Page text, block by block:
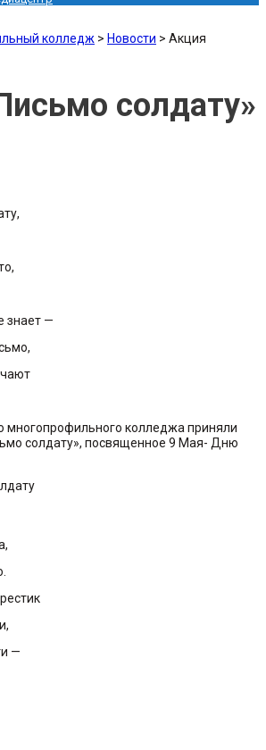
колледж > Новости > Акция
солдату»
знает —
многопрофильного колледжа приняли
солдату», посвященное 9 Мая- Дню
—